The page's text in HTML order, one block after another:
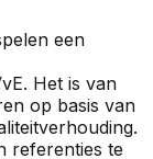
een
Het is van
op basis van
referenties te